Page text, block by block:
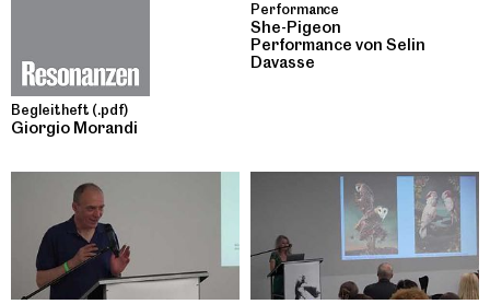
Begleitheft (.pdf)
Giorgio Morandi
Performance
She-Pigeon
Performance von Selin
Davasse